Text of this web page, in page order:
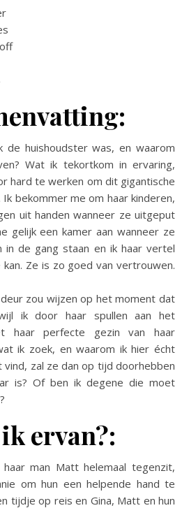
huishoudster was, en waarom
Wat ik tekortkom in ervaring,
hard te werken om dit gigantische
bekommer me om haar kinderen,
uit handen wanneer ze uitgeput
gelijk een kamer aan wanneer ze
de gang staan en ik haar vertel
Ze is zo goed van vertrouwen.
zou wijzen op het moment dat
ik door haar spullen aan het
haar perfecte gezin van haar
ik zoek, en waarom ik hier écht
vind, zal ze dan op tijd doorhebben
is? Of ben ik degene die moet
ervan?:
man Matt helemaal tegenzit,
om hun een helpende hand te
tijdje op reis en Gina, Matt en hun